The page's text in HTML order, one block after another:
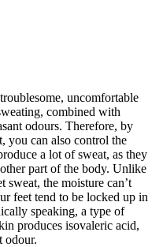
uncomfortable
combined with
odours. Therefore, by
you can also control the
a lot of sweat, as they
part of the body. Unlike
sweat, the moisture can’t
feet tend to be locked up in
speaking, a type of
produces isovaleric acid,
odour.